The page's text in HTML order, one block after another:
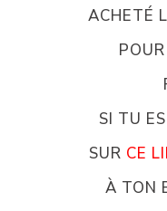
ACHETÉ
SI TU
SUR CE
À TON